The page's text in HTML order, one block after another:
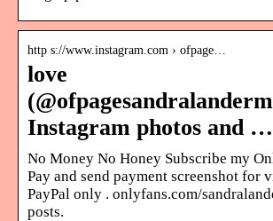
http s://www.instagram.com › ofpage…
love
Instagram photos and …
No Money No Honey Subscribe my
Pay and send payment screenshot for
PayPal only . onlyfans.com/
posts.